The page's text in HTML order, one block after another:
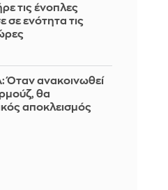
τις ένοπλες
σε ενότητα τις
Όταν ανακοινωθεί
θα
αποκλεισμός